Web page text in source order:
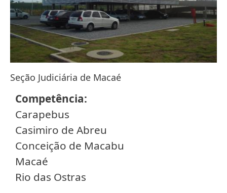
Seção Judiciária de Macaé
Competência:
Carapebus
Casimiro de Abreu
Conceição de Macabu
Macaé
Rio das Ostras